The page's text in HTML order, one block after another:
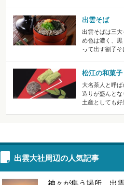
出雲そば
出雲そばは三
め色は濃く、
って出す割子そ
松江の和菓子
大名茶人と呼
造りが盛んと
土産としても好
出雲大社周辺の人気記事
神々が集う場所、出